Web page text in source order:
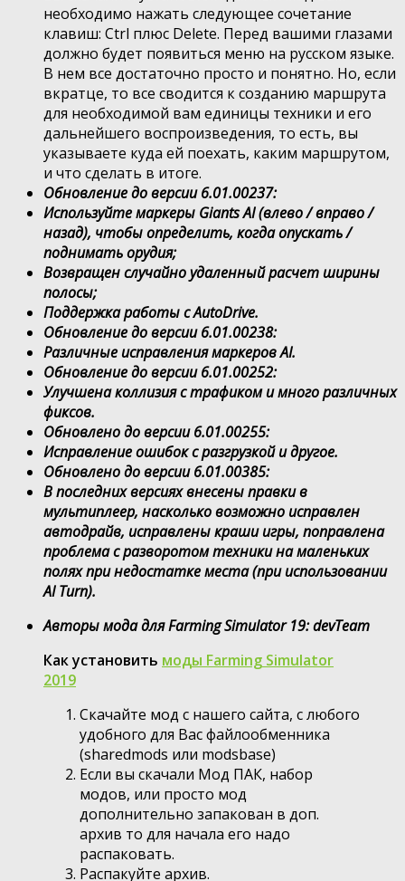
необходимо нажать следующее сочетание
клавиш: Ctrl плюс Delete. Перед вашими глазами
должно будет появиться меню на русском языке.
В нем все достаточно просто и понятно. Но, если
вкратце, то все сводится к созданию маршрута
для необходимой вам единицы техники и его
дальнейшего воспроизведения, то есть, вы
указываете куда ей поехать, каким маршрутом,
и что сделать в итоге.
Обновление до версии 6.01.00237:
Используйте маркеры Giants AI (влево / вправо /
назад), чтобы определить, когда опускать /
поднимать орудия;
Возвращен случайно удаленный расчет ширины
полосы;
Поддержка работы с AutoDrive.
Обновление до версии 6.01.00238:
Различные исправления маркеров AI.
Обновление до версии 6.01.00252:
Улучшена коллизия с трафиком и много различных
фиксов.
Обновлено до версии 6.01.00255:
Исправление ошибок с разгрузкой и другое.
Обновлено до версии 6.01.00385:
В последних версиях внесены правки в
мультиплеер, насколько возможно исправлен
автодрайв, исправлены краши игры, поправлена
проблема с разворотом техники на маленьких
полях при недостатке места (при использовании
AI Turn).
Авторы мода для Farming Simulator 19: devTeam
Как установить моды Farming Simulator
2019
Скачайте мод с нашего сайта, с любого
удобного для Вас файлообменника
(sharedmods или modsbase)
Если вы скачали Мод ПАК, набор
модов, или просто мод
дополнительно запакован в доп.
архив то для начала его надо
распаковать.
Распакуйте архив.